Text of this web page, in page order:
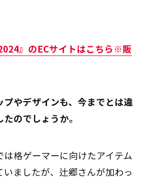
』のECサイトはこちら※販
やデザインも、今までとは違
のでしょうか。
は格ゲーマーに向けたアイテム
いましたが、辻郷さんが加わっ